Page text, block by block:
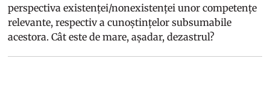
perspectiva existenței/nonexistenței unor competențe
relevante, respectiv a cunoștințelor subsumabile
acestora. Cât este de mare, așadar, dezastrul?